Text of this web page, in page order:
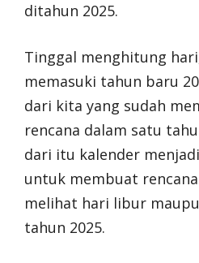
ditahun 2025.
Tinggal menghitung
memasuki tahun baru
dari kita yang sudah
rencana dalam satu
dari itu kalender
untuk membuat
melihat hari libur
tahun 2025.